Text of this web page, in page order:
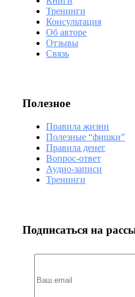
Тренинги
Консультация
Об авторе
Отзывы
Связь
Полезное
Правила жизни
Полезные “фишки”
Правила денег
Вопрос-ответ
Аудио-записи
Тренинги
Подписаться на